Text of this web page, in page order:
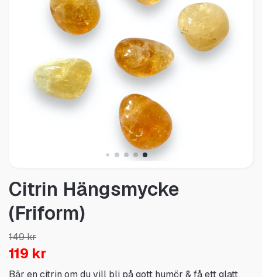
Citrin Hängsmycke
(Friform)
149 kr
119 kr
Bär en citrin om du vill bli på gott humör & få ett glatt